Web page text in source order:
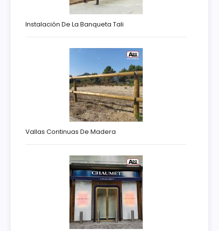
Instalación De La Banqueta Tali
Vallas Continuas De Madera